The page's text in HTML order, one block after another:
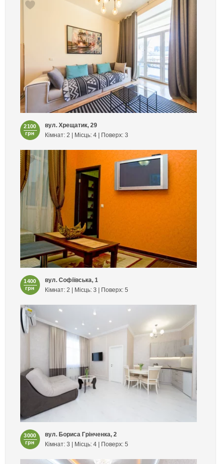
2100
грн
вул. Хрещатик, 29
Кімнат: 2 | Місць: 4 | Поверх: 3
1400
грн
вул. Софіївська, 1
Кімнат: 2 | Місць: 3 | Поверх: 5
3000
грн
вул. Бориса Грінченка, 2
Кімнат: 3 | Місць: 4 | Поверх: 5